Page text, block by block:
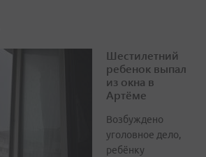
Шестилетний
ребенок выпал
из окна в
Артёме
Возбуждено
уголовное дело,
ребёнку